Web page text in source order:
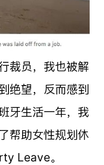
裁员，我也被解
绝望，反而感到
牙生活一年，我
帮助女性规划休
Leave。